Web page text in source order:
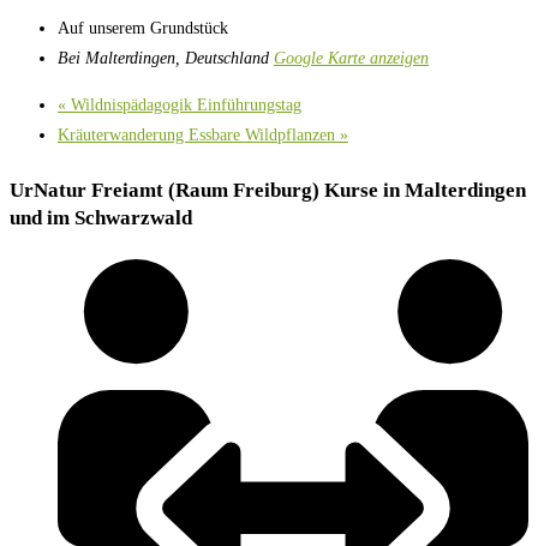
Auf unserem Grundstück
Bei Malterdingen Deutschland Google Karte anzeigen
« Wildnispädagogik Einführungstag
Kräuterwanderung Essbare Wildpflanzen »
UrNatur Freiamt (Raum Freiburg) Kurse in Malterdingen
und im Schwarzwald